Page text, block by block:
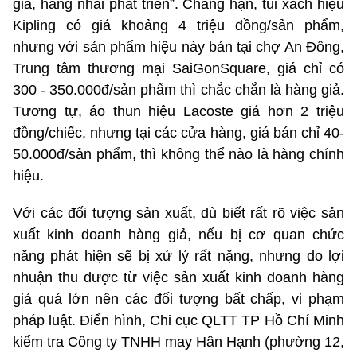
giả, hàng nhái phát triển”. Chẳng hạn, túi xách hiệu
Kipling có giá khoảng 4 triệu đồng/sản phẩm,
nhưng với sản phẩm hiệu này bán tại chợ An Đông,
Trung tâm thương mại SaiGonSquare, giá chỉ có
300 - 350.000đ/sản phẩm thì chắc chắn là hàng giả.
Tương tự, áo thun hiệu Lacoste giá hơn 2 triệu
đồng/chiếc, nhưng tại các cửa hàng, giá bán chỉ 40-
50.000đ/sản phẩm, thì không thể nào là hàng chính
hiệu.
Với các đối tượng sản xuất, dù biết rất rõ việc sản
xuất kinh doanh hàng giả, nếu bị cơ quan chức
năng phát hiện sẽ bị xử lý rất nặng, nhưng do lợi
nhuận thu được từ việc sản xuất kinh doanh hàng
giả quá lớn nên các đối tượng bất chấp, vi phạm
pháp luật. Điển hình, Chi cục QLTT TP Hồ Chí Minh
kiểm tra Công ty TNHH may Hân Hạnh (phường 12,